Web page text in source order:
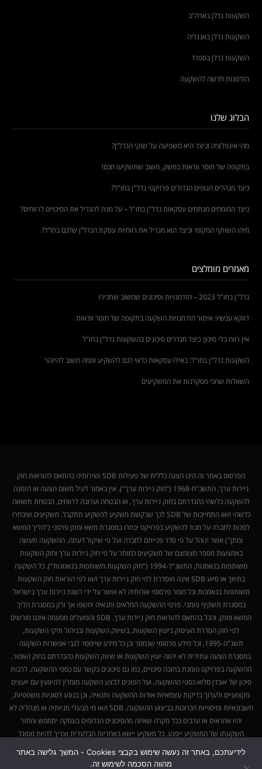
השקעות נדלן בארה"ב
השקעות נדלן באנגליה
השקעות נדלן בספרד
הזדמנות חדשה להשקעה
הבלוג שלנו
מהי אינפלציה וכיצד היא משפיעה על שוקי הנדל”ן?
בתקופה של חוסר וודאות במשק, חשוב שתשקיעו חכם!
כיצד מנהלים הגופים הגדולים פרויקטי נדל"ן בחו"ל?
כיצד המומחים מנתחים עסקאות נדל"ן בחו"ל – על מנת להגדיל את הסיכויים לרווחים?
מיהו השותף המקומי וכיצד הוא מגדיל את רווחיות עסקת הנדל”ן שלכם בחו”ל?
מאמרים מומלצים
נדל"ן בחו"ל 2023 – הזדמנויות וסיכונים שחשוב שתכירו
דווקא עכשיו: איתור הזדמנויות השקעה בתקופה של חוסר וודאות
אין רווח בלי סיכון: כיצד מגדרים סיכונים בהשקעות נדל"ן בחו"ל
השקעות נדל"ן בחו"ל: באילו עסקאות כדאי לכם להשקיע וממה חשוב להיזהר
השאלות שהכי מסקרנות את המשקיעים
הפרסום באתר זה הינו הצגה כללית של פעילות SDB ושירותיה בהתאם להוראות חוק
ניירות ערך, התשכ"ח-1968 ("חוק ניירות ערך"). אין באמור לעיל משום הצעה או הזמנה
להשקעה כלשהי כהגדרתם בחוק ניירות ערך, או הבטחה וערובה לרווחים, הבטחת תשואה
כלשהי ו/או התחייבות של SDB לכך שבקשת משקיע להשקיע תתקבל. משקיעים שיבחרו
לפנות לחברה על מנת להשקיע בפרויקט יבחרו במסגרת משא ומתן פרטני ("הליך המשא
ומתן") אשר ינוהל על פי סדר פנייתם לחברה ועל פי שיקול דעתה. ההשקעה תעשה
באמצעות מספר מצומצם של משקיעים כמותר על פי חוק ניירות ערך וחוק השקעות
משותפות בנאמנות, התשנ"ד-1994 ("חוק השקעות משותפות בנאמנות"). כל השקעה
בתיווך או סיוע SDB אינה מוסדרת לפי חוק ניירות ערך ו/או לפי הוראות חוק השקעות
משותפות בנאמנות וכל חומר פרסומי אודותיה לא אושר על ידי רשות ניירות ערך בישראל
במסגרת תשקיף פומבי. פרטי ההשקעה המלאים ותנאיה יחשפו אך ורק במסגרת הליך
המשא ומתן, והכל בהתאם להוראות חוק ניירות ערך. SDB והפועלים מטעמה אינם מורשים
לפי חוק הסדרת העיסוק ביעוץ השקעות, בשיווק השקעות ובניהול תיקי השקעות,
תשנ"ה-1995, וכל מידע פרסומי שנמסר וכן כל מידע שיימסר לגבי אפשרות השקעה
במסגרת הצעה עתידית לא יהווה יעוץ השקעות או שיווק השקעות כהגדרתם בחוק האמור.
ההשקעה בפרויקט טומנת בחובה סיכויים, כמו גם סיכונים בקשר עם כספי ההשקעה, לרבות
סיכון של אובדן מלוא כספי ההשקעה, ועל הפונים לבצע השקעה מומלץ להיוועץ עם יועצים
מקצועיים ולערוך בדיקות עצמאיות אודות ההשקעה ותנאיה, וכן בנוגע לסוגיות משפטיות,
חשבונאיות ומיסוייות הכרוכות בביצוע ההשקעה. SDB ו/או מי מבעלי מניותיה או מנהליה לא
יהיו אחראים או ערבים בכל מקרה שאיזה מהסיכונים הגלומים בעסקה יתממש והחזר
השקעתו של המשקיע ייפגע. כל משקיע יישא באחריות הבלעדית וצריך להיות מסוגל
להעריך את טיב ההשקעה ולהיות בעל היכולת הכלכלית לשאת גם בתוצאות שליליות
הנובעות מהשקעתו.
לידיעתכם, באתר זה נעשה שימוש בקבצי Cookies - המשך גלישה באתר
מהווה הסכמה לשימוש זה.